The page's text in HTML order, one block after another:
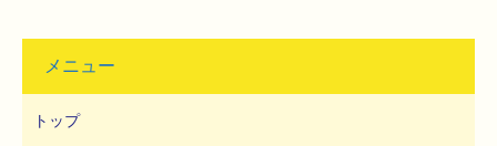
メニュー
トップ